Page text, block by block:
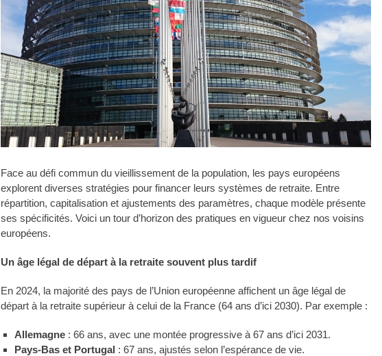
Face au défi commun du vieillissement de la population, les pays européens
explorent diverses stratégies pour financer leurs systèmes de retraite. Entre
répartition, capitalisation et ajustements des paramètres, chaque modèle présente
ses spécificités. Voici un tour d’horizon des pratiques en vigueur chez nos voisins
européens.
Un âge légal de départ à la retraite souvent plus tardif
En 2024, la majorité des pays de l’Union européenne affichent un âge légal de
départ à la retraite supérieur à celui de la France (64 ans d’ici 2030). Par exemple :
Allemagne : 66 ans, avec une montée progressive à 67 ans d’ici 2031.
Pays-Bas et Portugal : 67 ans, ajustés selon l’espérance de vie.